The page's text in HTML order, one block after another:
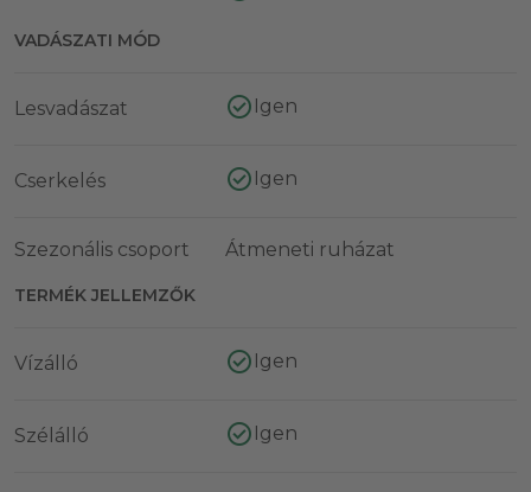
VADÁSZATI MÓD
Lesvadászat Igen
Cserkelés Igen
Szezonális csoport Átmeneti ruházat
TERMÉK JELLEMZŐK
Vízálló Igen
Szélálló Igen